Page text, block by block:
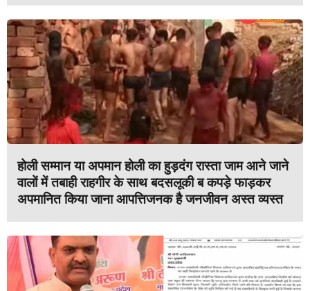
होली सम्मान या अपमान होली का हुड़दंग रास्ता जाम आने जाने
वालों में तबाही राहगीर के साथ बदसलूकी ब कपड़े फाड़कर
अपमानित किया जाना आपत्तिजनक है जनजीवन अस्त व्यस्त